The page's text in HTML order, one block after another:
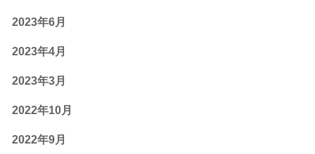
2023年6月
2023年4月
2023年3月
2022年10月
2022年9月